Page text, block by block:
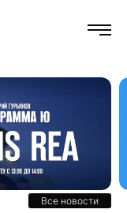
Все новости